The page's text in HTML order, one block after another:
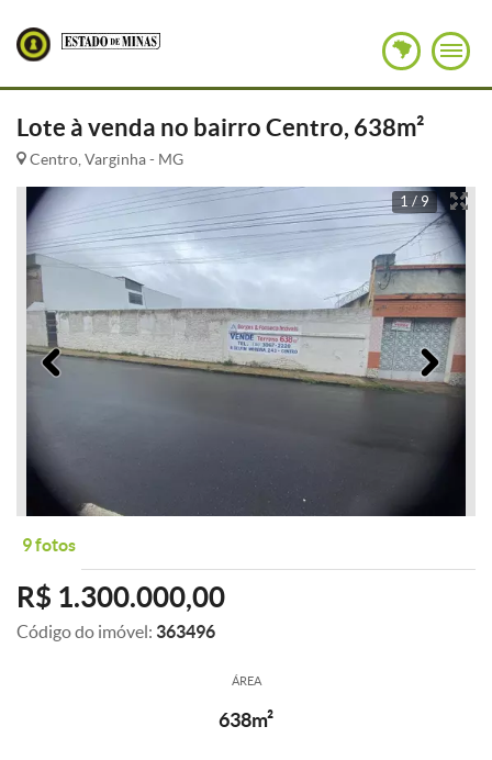
Lote à venda no bairro Centro, 638m²
Centro, Varginha - MG
1 / 9
Anterior
9 fotos
R$ 1.300.000,00
Código do imóvel: 363496
ÁREA
638m²